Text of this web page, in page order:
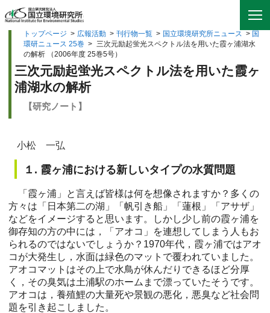
トップページ > 広報活動 > 刊行物一覧 > 国立環境研究所ニュース > 国
環研ニュース 25巻 > 三次元励起蛍光スペクトル法を用いた霞ヶ浦湖水
の解析 （2006年度 25巻5号）
三次元励起蛍光スペクトル法を用いた霞ヶ
浦湖水の解析
【研究ノート】
小松 一弘
１. 霞ヶ浦における新しいタイプの水質問題
「霞ヶ浦」と言えば皆様は何を想像されますか？多くの
方々は「日本第二の湖」「帆引き船」「蓮根」「アサザ」
などをイメージすると思います。しかし少し前の霞ヶ浦を
御存知の方の中には，「アオコ」を連想してしまう人もお
られるのではないでしょうか？1970年代，霞ヶ浦ではアオ
コが大発生し，水面は緑色のマットで覆われていました。
アオコマットはその上で水鳥が休んだりできるほど分厚
く，その臭気は土浦駅のホームまで漂っていたそうです。
アオコは，養殖鯉の大量死や景観の悪化，悪臭など社会問
題を引き起こしました。